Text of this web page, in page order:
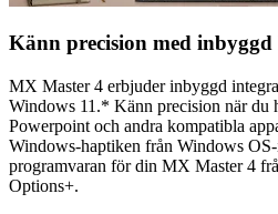
Känn precision med
MX Master 4 erbjuder inbyggd
Windows 11.* Känn precision när du
Powerpoint och andra kompatibla
Windows-haptiken från Windows
programvaran för din MX Master 4
Options+.